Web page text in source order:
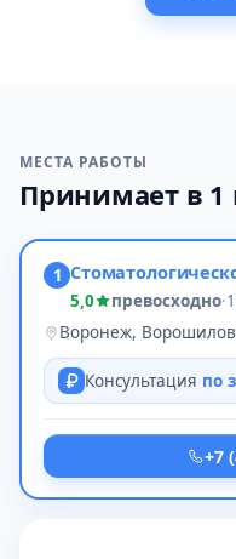
МЕСТА РАБОТЫ
Принимает в
1
5,0 превосходно·
Воронеж,
Консультация по
+7